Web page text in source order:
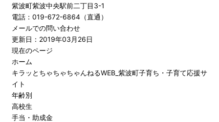
紫波町紫波中央駅前二丁目3-1
電話：019-672-6864（直通）
メールでの問い合わせ
更新日：2019年03月26日
現在のページ
ホーム
キラッとちゃちゃちゃんねるWEB_紫波町子育ち・子育て応援サ
イト
年齢別
高校生
手当・助成金